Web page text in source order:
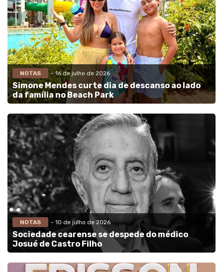
NOTAS - 16 de julho de 2026
Simone Mendes curte dia de descanso ao lado
da família no Beach Park
NOTAS - 10 de julho de 2026
Sociedade cearense se despede do médico
Josué de Castro Filho